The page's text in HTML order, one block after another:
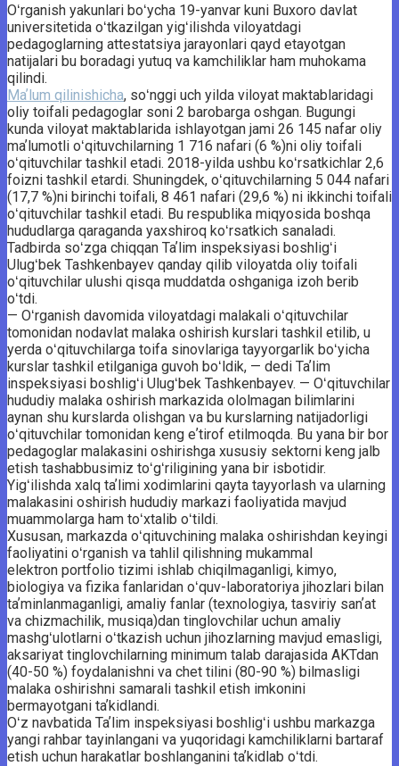
Oʻrganish yakunlari boʻycha 19-yanvar kuni Buxoro davlat
universitetida oʻtkazilgan yigʻilishda viloyatdagi
pedagoglarning attestatsiya jarayonlari qayd etayotgan
natijalari bu boradagi yutuq va kamchiliklar ham muhokama
qilindi.
Maʼlum qilinishicha, soʻnggi uch yilda viloyat maktablaridagi
oliy toifali pedagoglar soni 2 barobarga oshgan. Bugungi
kunda viloyat maktablarida ishlayotgan jami 26 145 nafar oliy
maʼlumotli oʻqituvchilarning 1 716 nafari (6 %)ni oliy toifali
oʻqituvchilar tashkil etadi. 2018-yilda ushbu koʻrsatkichlar 2,6
foizni tashkil etardi. Shuningdek, oʻqituvchilarning 5 044 nafari
(17,7 %)ni birinchi toifali, 8 461 nafari (29,6 %) ni ikkinchi toifali
oʻqituvchilar tashkil etadi. Bu respublika miqyosida boshqa
hududlarga qaraganda yaxshiroq koʻrsatkich sanaladi.
Tadbirda soʻzga chiqqan Taʼlim inspeksiyasi boshligʻi
Ulugʻbek Tashkenbayev qanday qilib viloyatda oliy toifali
oʻqituvchilar ulushi qisqa muddatda oshganiga izoh berib
oʻtdi.
— Oʻrganish davomida viloyatdagi malakali oʻqituvchilar
tomonidan nodavlat malaka oshirish kurslari tashkil etilib, u
yerda oʻqituvchilarga toifa sinovlariga tayyorgarlik boʻyicha
kurslar tashkil etilganiga guvoh boʻldik, — dedi Taʼlim
inspeksiyasi boshligʻi Ulugʻbek Tashkenbayev. — Oʻqituvchilar
hududiy malaka oshirish markazida ololmagan bilimlarini
aynan shu kurslarda olishgan va bu kurslarning natijadorligi
oʻqituvchilar tomonidan keng eʼtirof etilmoqda. Bu yana bir bor
pedagoglar malakasini oshirishga xususiy sektorni keng jalb
etish tashabbusimiz toʻgʻriligining yana bir isbotidir.
Yigʻilishda xalq taʼlimi xodimlarini qayta tayyorlash va ularning
malakasini oshirish hududiy markazi faoliyatida mavjud
muammolarga ham toʻxtalib oʻtildi.
Xususan, markazda oʻqituvchining malaka oshirishdan keyingi
faoliyatini oʻrganish va tahlil qilishning mukammal
elektron portfolio tizimi ishlab chiqilmaganligi, kimyo,
biologiya va fizika fanlaridan oʻquv-laboratoriya jihozlari bilan
taʼminlanmaganligi, amaliy fanlar (texnologiya, tasviriy sanʼat
va chizmachilik, musiqa)dan tinglovchilar uchun amaliy
mashgʻulotlarni oʻtkazish uchun jihozlarning mavjud emasligi,
aksariyat tinglovchilarning minimum talab darajasida AKTdan
(40-50 %) foydalanishni va chet tilini (80-90 %) bilmasligi
malaka oshirishni samarali tashkil etish imkonini
bermayotgani taʼkidlandi.
Oʻz navbatida Taʼlim inspeksiyasi boshligʻi ushbu markazga
yangi rahbar tayinlangani va yuqoridagi kamchiliklarni bartaraf
etish uchun harakatlar boshlanganini taʼkidlab oʻtdi.